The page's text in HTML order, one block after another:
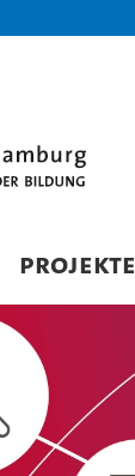
PROJEKTE